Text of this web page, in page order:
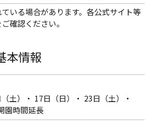
いる場合があります。各公式サイト等
確認ください。
本情報
土）・ 17日（日）・ 23日（土）・
園時間延長